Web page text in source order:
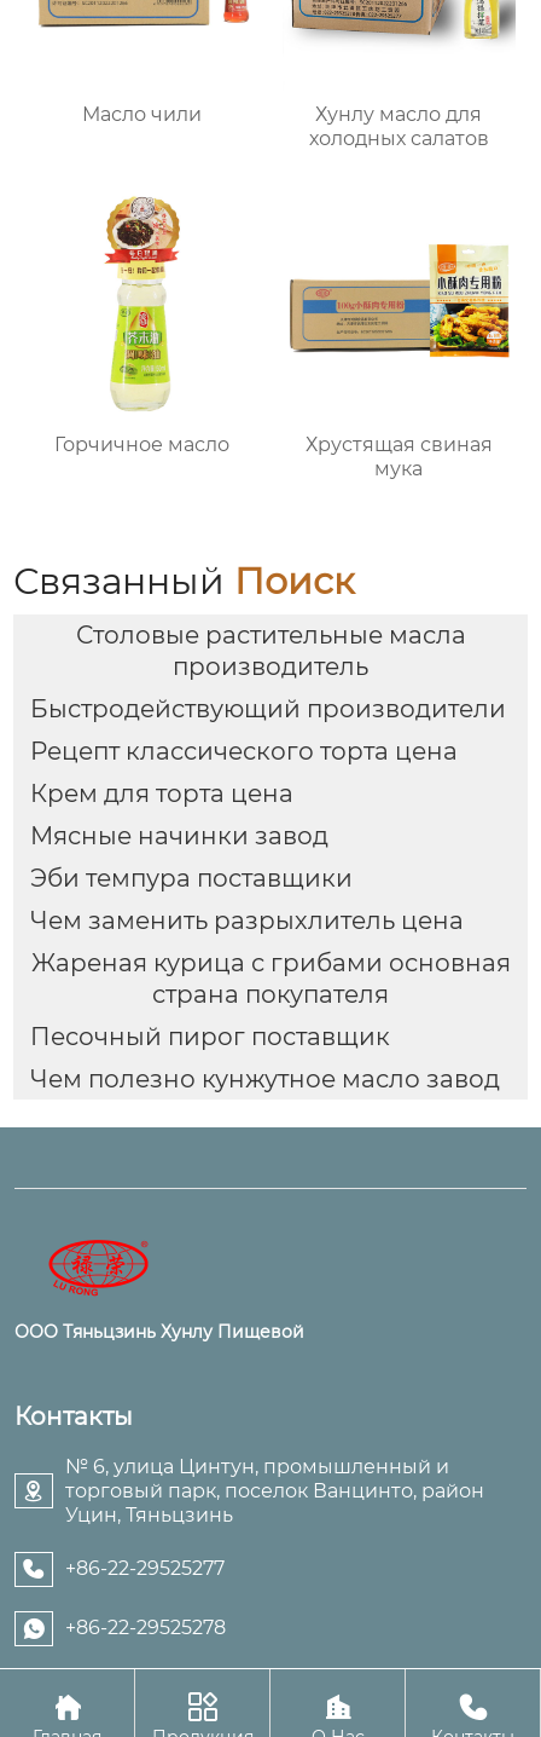
Масло чили
Хунлу масло для
холодных салатов
Горчичное масло
Хрустящая свиная
мука
Связанный Поиск
Столовые растительные масла
производитель
Быстродействующий производители
Рецепт классического торта цена
Крем для торта цена
Мясные начинки завод
Эби темпура поставщики
Чем заменить разрыхлитель цена
Жареная курица с грибами основная
страна покупателя
Песочный пирог поставщик
Чем полезно кунжутное масло завод
ООО Тяньцзинь Хунлу Пищевой
Контакты

№ 6, улица Цинтун, промышленный и
торговый парк, поселок Ванцинто, район
Уцин, Тяньцзинь
 +86-22-29525277
 +86-22-29525278
Авторское право©ООО Тяньцзинь Хунлу Пищевой
   